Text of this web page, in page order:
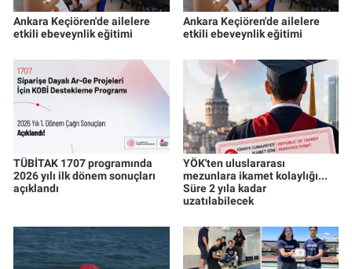
Ankara Keçiören'de ailelere
etkili ebeveynlik eğitimi
Ankara Keçiören'de ailelere
etkili ebeveynlik eğitimi
TÜBİTAK 1707 programında
2026 yılı ilk dönem sonuçları
açıklandı
YÖK'ten uluslararası
mezunlara ikamet kolaylığı...
Süre 2 yıla kadar
uzatılabilecek